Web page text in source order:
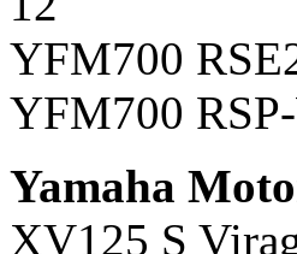
YFM700
YFM700
Yamaha
XV125 S